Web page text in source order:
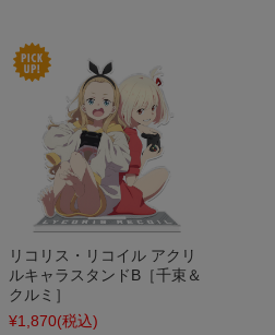
リコリス・リコイル アクリ
ルキャラスタンドB［千束＆
クルミ］
¥1,870(税込)